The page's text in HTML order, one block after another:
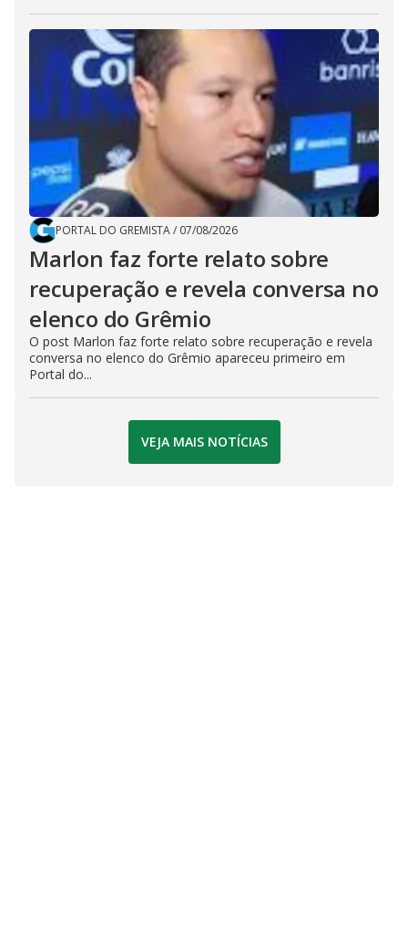
PORTAL DO GREMISTA/ 07/08/2026
Marlon faz forte relato sobre
recuperação e revela conversa no
elenco do Grêmio
O post Marlon faz forte relato sobre recuperação e revela
conversa no elenco do Grêmio apareceu primeiro em
Portal do...
VEJA MAIS NOTÍCIAS